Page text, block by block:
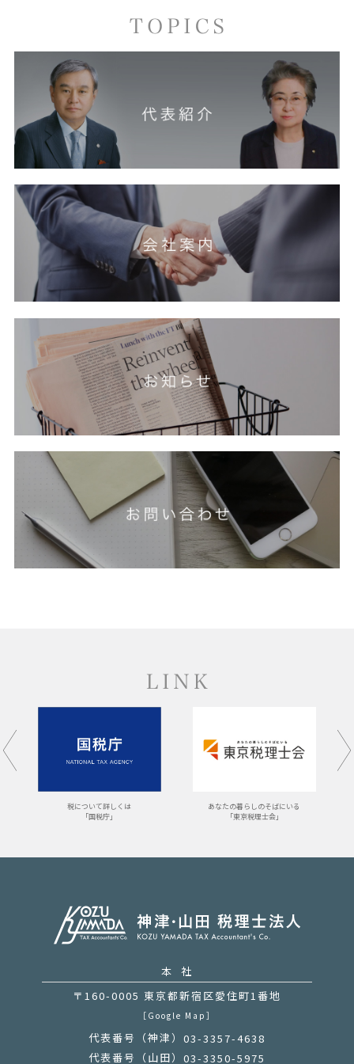
税について詳しくは
「国税庁」
あなたの暮らしのそばにいる
「東京税理士会」
本 社
〒160-0005 東京都新宿区愛住町1番地
［Google Map］
代表番号（神津） 03-3357-4638
代表番号（山田） 03-3350-5975